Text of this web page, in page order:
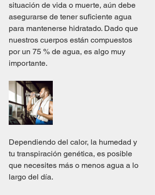
situación de vida o muerte, aún debe
asegurarse de tener suficiente agua
para mantenerse hidratado. Dado que
nuestros cuerpos están compuestos
por un 75 % de agua, es algo muy
importante.
Dependiendo del calor, la humedad y
tu transpiración genética, es posible
que necesites más o menos agua a lo
largo del día.